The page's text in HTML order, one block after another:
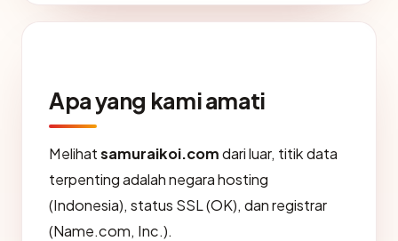
Apa yang kami amati
Melihatsamuraikoi.comdari luar, titik data
terpenting adalah negara hosting
(Indonesia), status SSL (OK), dan registrar
(Name.com, Inc.).